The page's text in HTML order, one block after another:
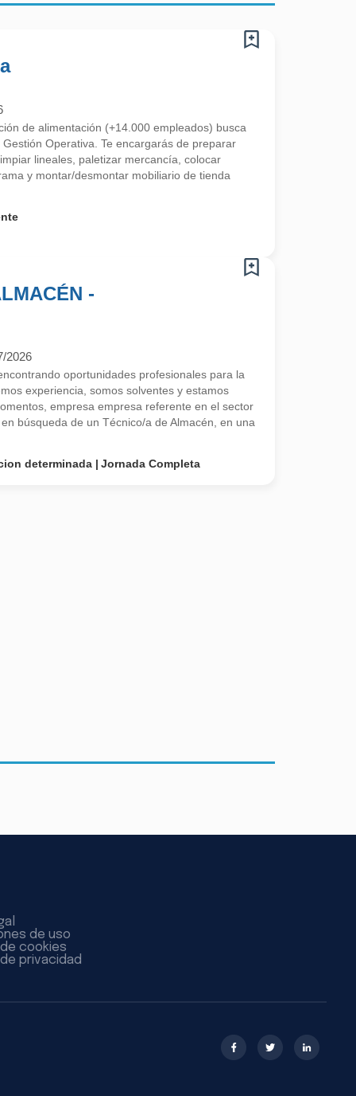
de alimentación (+14.000 empleados) busca
Operativa. Te encargarás de preparar
lineales, paletizar mercancía, colocar
y montar/desmontar mobiliario de tienda
-
2026
oportunidades profesionales para la
experiencia, somos solventes y estamos
empresa empresa referente en el sector
búsqueda de un Técnico/a de Almacén, en una
determinada Jornada Completa
de uso
cookies
privacidad